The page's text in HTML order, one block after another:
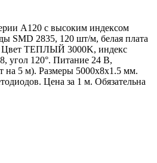
A120 с высоким индексом
SMD 2835, 120 шт/м, белая плата
ТЕПЛЫЙ 3000K, индекс
угол 120°. Питание 24 В,
на 5 м). Размеры 5000х8х1.5 мм.
Цена за 1 м. Обязательна